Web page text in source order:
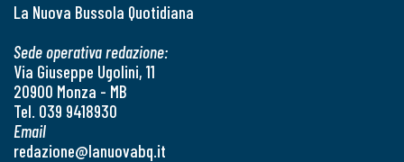
La Nuova Bussola Quotidiana
Sede operativa redazione:
Via Giuseppe Ugolini, 11
20900 Monza - MB
Tel. 039 9418930
Email
redazione@lanuovabq.it